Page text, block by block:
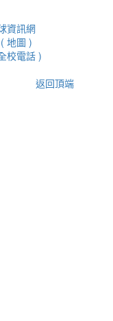
資訊網
地圖 )
校電話 )
返回頂端